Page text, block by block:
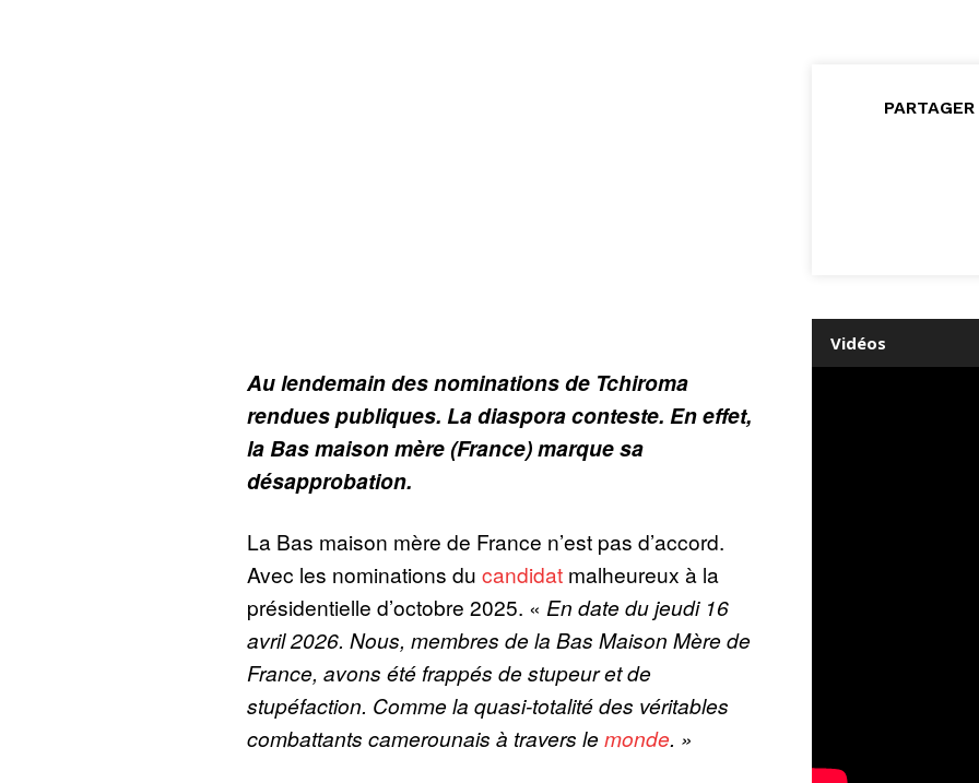
Au lendemain des nominations de Tchiroma
rendues publiques. La diaspora conteste. En effet,
la Bas maison mère (France) marque sa
désapprobation.
La Bas maison mère de France n’est pas d’accord.
Avec les nominations du candidatmalheureux à la
présidentielle d’octobre 2025. « En date du jeudi 16
avril 2026. Nous, membres de la Bas Maison Mère de
France, avons été frappés de stupeur et de
stupéfaction. Comme la quasi-totalité des véritables
combattants camerounais à travers lemonde. »
PARTAGER
Vidéos